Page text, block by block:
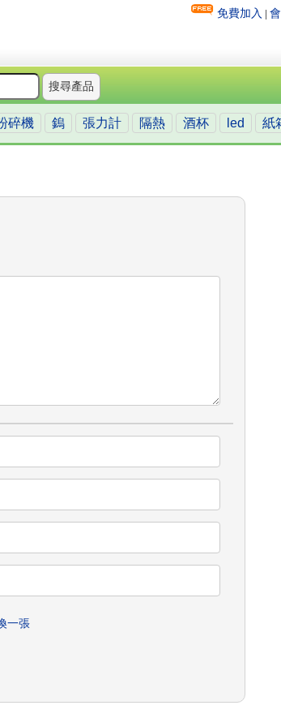
免費加入 |
搜尋產品
碎機 鎢 張力計 隔熱 酒杯 led 紙
一張